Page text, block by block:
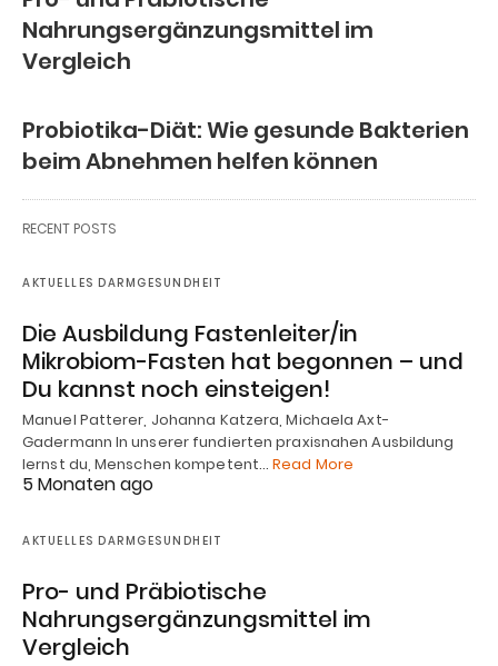
Nahrungsergänzungsmittel im
Vergleich
Probiotika-Diät: Wie gesunde Bakterien
beim Abnehmen helfen können
RECENT POSTS
AKTUELLES DARMGESUNDHEIT
Die Ausbildung Fastenleiter/in
Mikrobiom-Fasten hat begonnen – und
Du kannst noch einsteigen!
Manuel Patterer, Johanna Katzera, Michaela Axt-
Gadermann In unserer fundierten praxisnahen Ausbildung
lernst du, Menschen kompetent…Read More
5 Monaten ago
AKTUELLES DARMGESUNDHEIT
Pro- und Präbiotische
Nahrungsergänzungsmittel im
Vergleich